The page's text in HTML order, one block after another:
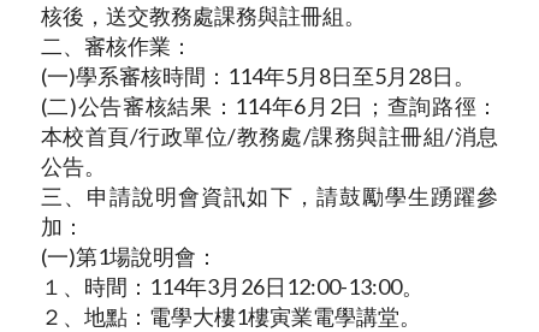
核後，送交教務處課務與註冊組。
二、審核作業：
(一)學系審核時間：114年5月8日至5月28日。
(二)公告審核結果：114年6月2日；查詢路徑：
本校首頁/行政單位/教務處/課務與註冊組/消息
公告。
三、申請說明會資訊如下，請鼓勵學生踴躍參
加：
(一)第1場說明會：
１、時間：114年3月26日12:00-13:00。
２、地點：電學大樓1樓寅業電學講堂。